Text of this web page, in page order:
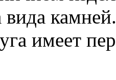
имеет